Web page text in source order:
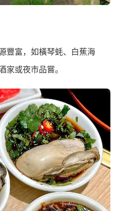
豐富，如橫琴蚝、白蕉海
家或夜市品嘗。